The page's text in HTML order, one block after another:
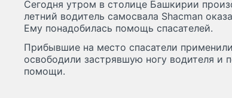
Сегодня утром в столице Башкирии
летний водитель самосвала Shacman
Ему понадобилась помощь спасателей.
Прибывшие на место спасатели
освободили застрявшую ногу водителя и
помощи.